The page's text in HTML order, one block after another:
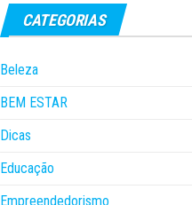
CATEGORIAS
Beleza
BEM ESTAR
Dicas
Educação
Empreendedorismo